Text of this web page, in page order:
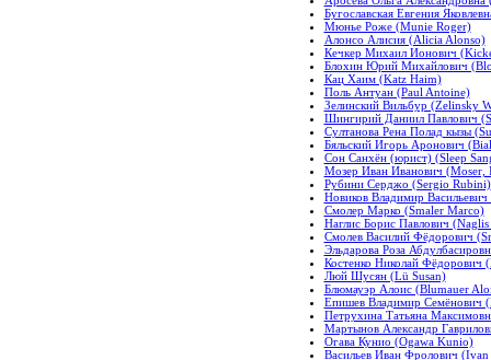
Бугославская Евгения
Мюнье Роже (Munie Roger)
Алонсо Алисия (Alicia Alonso)
Кечкер Михаил Ионович
Блохин Юрий Михайлович
Кац Хаим (Katz Haim)
Поль Антуан (Paul Antoine)
Зелинский Вильбур (Zelinsky
Шингирий Даниил Павлович
Султанова Рена Полад кызы
Бяльский Игорь Аронович
Сон Санхён (юрист) (Sleep
Мозер Иван Иванович (Moser,
Рубини Серджо (Sergio Rubini)
Новиков Владимир
Смолер Марко (Smaler Marco)
Наглис Борис Павлович
Смолев Василий Фёдорович
Эльдарова Роза
Костенко Николай
Люй Шусян (Lü Susan)
Блюмауэр Алоис (Blumauer
Епишев Владимир Семёнович
Петрухина Татьяна
Мартынов Александр
Огава Кунио (Ogawa Kunio)
Васильев Иван Фролович (Ivan